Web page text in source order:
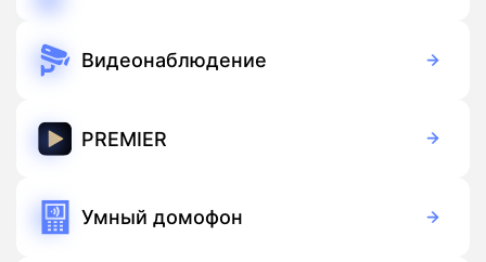
Видеонаблюдение
Подписка
PREMIER
Умный домофон